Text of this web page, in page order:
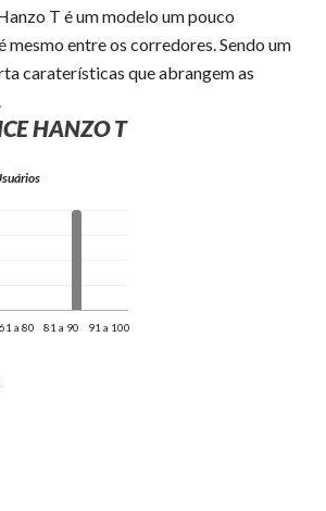
T é um modelo um pouco
mesmo entre os corredores. Sendo um
caraterísticas que abrangem as
HANZO T
61 a 80 81 a 90 91 a 100